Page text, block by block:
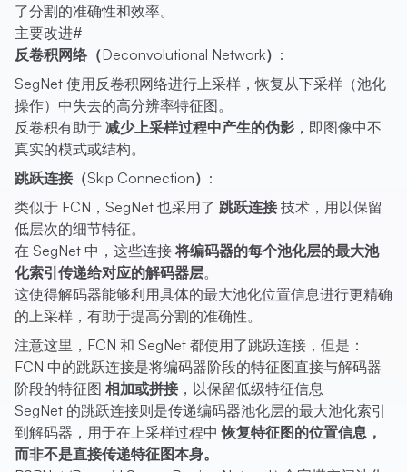
了分割的准确性和效率。
主要改进#
反卷积网络（Deconvolutional Network） :
SegNet 使用反卷积网络进行上采样，恢复从下采样（池化
操作）中失去的高分辨率特征图。
反卷积有助于 减少上采样过程中产生的伪影 ，即图像中不
真实的模式或结构。
跳跃连接（Skip Connection） :
类似于 FCN，SegNet 也采用了 跳跃连接技术，用以保留
低层次的细节特征。
在 SegNet 中，这些连接将编码器的每个池化层的最大池
化索引传递给对应的解码器层。
这使得解码器能够利用具体的最大池化位置信息进行更精确
的上采样，有助于提高分割的准确性。
注意这里，FCN 和 SegNet 都使用了跳跃连接，但是：
FCN 中的跳跃连接是将编码器阶段的特征图直接与解码器
阶段的特征图 相加或拼接，以保留低级特征信息
SegNet 的跳跃连接则是传递编码器池化层的最大池化索引
到解码器，用于在上采样过程中恢复特征图的位置信息，
而非不是直接传递特征图本身。